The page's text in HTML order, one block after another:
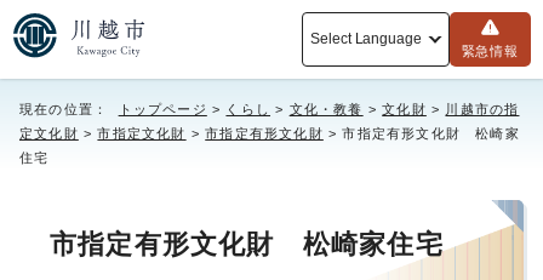
Select Language
緊急情報
現在の位置： トップページ > くらし > 文化・教養 >文化財 > 川越市の指
定文化財 >市指定文化財 >市指定有形文化財 > 市指定有形文化財 松崎家
住宅
市指定有形文化財 松崎家住宅